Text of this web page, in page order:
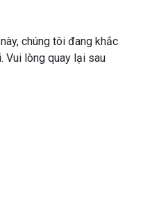
chúng tôi đang khắc
Vui lòng quay lại sau